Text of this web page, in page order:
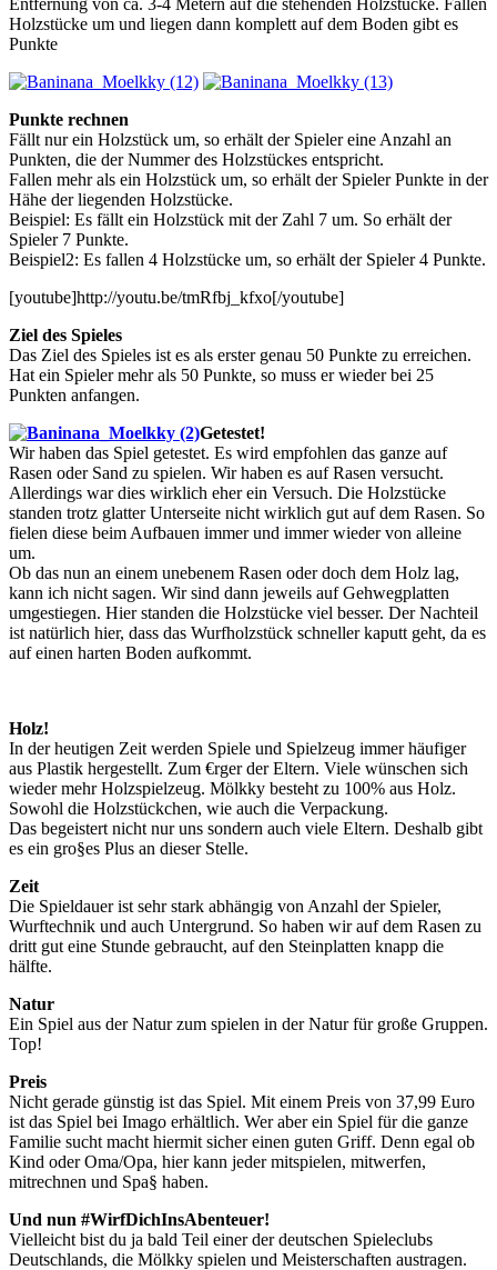
Holzstücke um und liegen dann komplett auf dem Boden gibt es
Punkte
Punkte rechnen
Fällt nur ein Holzstück um, so erhält der Spieler eine Anzahl an
Punkten, die der Nummer des Holzstückes entspricht.
Fallen mehr als ein Holzstück um, so erhält der Spieler Punkte in der
Hähe der liegenden Holzstücke.
Beispiel: Es fällt ein Holzstück mit der Zahl 7 um. So erhält der
Spieler 7 Punkte.
Beispiel2: Es fallen 4 Holzstücke um, so erhält der Spieler 4 Punkte.
[youtube]http://youtu.be/tmRfbj_kfxo[/youtube]
Ziel des Spieles
Das Ziel des Spieles ist es als erster genau 50 Punkte zu erreichen.
Hat ein Spieler mehr als 50 Punkte, so muss er wieder bei 25
Punkten anfangen.
Getestet!
Wir haben das Spiel getestet. Es wird empfohlen das ganze auf
Rasen oder Sand zu spielen. Wir haben es auf Rasen versucht.
Allerdings war dies wirklich eher ein Versuch. Die Holzstücke
standen trotz glatter Unterseite nicht wirklich gut auf dem Rasen. So
fielen diese beim Aufbauen immer und immer wieder von alleine
um.
Ob das nun an einem unebenem Rasen oder doch dem Holz lag,
kann ich nicht sagen. Wir sind dann jeweils auf Gehwegplatten
umgestiegen. Hier standen die Holzstücke viel besser. Der Nachteil
ist natürlich hier, dass das Wurfholzstück schneller kaputt geht, da es
auf einen harten Boden aufkommt.
Holz!
In der heutigen Zeit werden Spiele und Spielzeug immer häufiger
aus Plastik hergestellt. Zum €rger der Eltern. Viele wünschen sich
wieder mehr Holzspielzeug. Mölkky besteht zu 100% aus Holz.
Sowohl die Holzstückchen, wie auch die Verpackung.
Das begeistert nicht nur uns sondern auch viele Eltern. Deshalb gibt
es ein gro§es Plus an dieser Stelle.
Zeit
Die Spieldauer ist sehr stark abhängig von Anzahl der Spieler,
Wurftechnik und auch Untergrund. So haben wir auf dem Rasen zu
dritt gut eine Stunde gebraucht, auf den Steinplatten knapp die
hälfte.
Natur
Ein Spiel aus der Natur zum spielen in der Natur für große Gruppen.
Top!
Preis
Nicht gerade günstig ist das Spiel. Mit einem Preis von 37,99 Euro
ist das Spiel bei Imago erhältlich. Wer aber ein Spiel für die ganze
Familie sucht macht hiermit sicher einen guten Griff. Denn egal ob
Kind oder Oma/Opa, hier kann jeder mitspielen, mitwerfen,
mitrechnen und Spa§ haben.
Und nun #WirfDichInsAbenteuer!
Vielleicht bist du ja bald Teil einer der deutschen Spieleclubs
Deutschlands, die Mölkky spielen und Meisterschaften austragen.